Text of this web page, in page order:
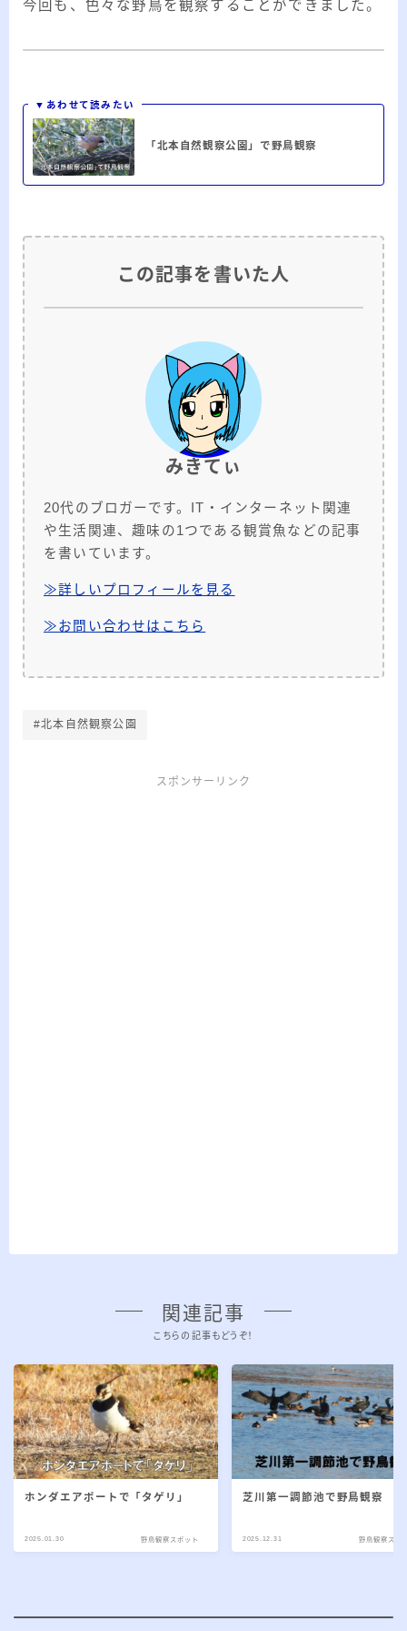
今回も、色々な野鳥を観察することができました。
▼あわせて読みたい
「北本自然観察公園」で野鳥観察
この記事を書いた人
みきてぃ
20代のブロガーです。IT・インターネット関連
や生活関連、趣味の1つである観賞魚などの記事
を書いています。
≫詳しいプロフィールを見る
≫お問い合わせはこちら
#北本自然観察公園
スポンサーリンク
関連記事
こちらの記事もどうぞ！
ホンダエアポートで「タゲリ」
2025.01.30 野鳥観察スポット
芝川第一調節池で野鳥観察
2025.12.31 野鳥観察スポ